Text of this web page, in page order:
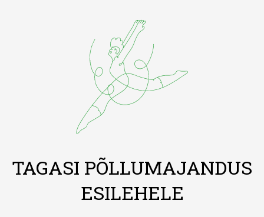
TAGASI PÕLLUMAJANDUS
ESILEHELE